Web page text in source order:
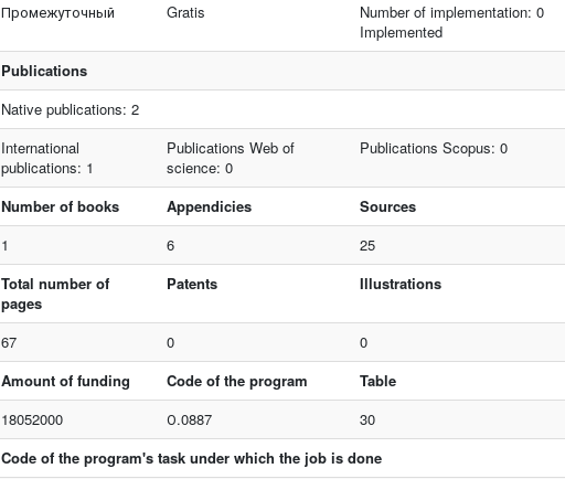
Промежуточный
Gratis
Number of implementation: 0
Implemented
Publications
Native publications: 2
International
publications: 1
Publications Web of
science: 0
Publications Scopus: 0
Number of books Appendicies
Sources
1
6
25
Total number of
pages
Patents Illustrations
67 0
0
Amount of funding
Code of the program
Table
18052000
О.0887
30
Code of the program's task under which the job is done